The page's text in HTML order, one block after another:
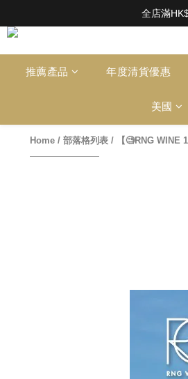
根據香港法律，不得在業務
全店滿
根據香港法律，不得在業務
推薦產品 年度清貨優惠
美國
Home / 部落格列表 / 【🧐RNG